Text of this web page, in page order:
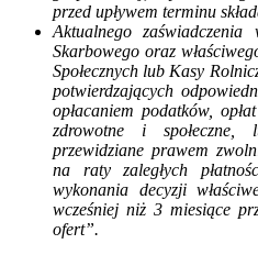
przed upływem terminu
Aktualnego zaświadczenia
Skarbowego oraz
Społecznych lub Kasy
potwierdzających
opłacaniem podatków,
zdrowotne i społeczne,
przewidziane prawem
na raty zaległych
wykonania decyzji
wcześniej niż 3 miesiące
ofert”.